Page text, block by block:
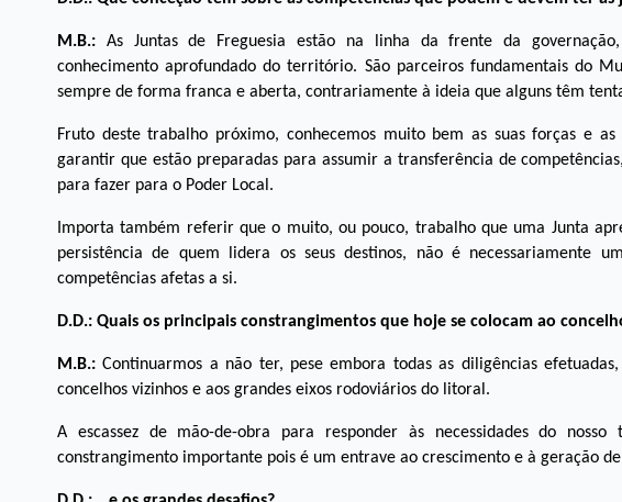
M.B.: As Juntas de Freguesia estão na linha da frente da
conhecimento aprofundado do território. São parceiros fundamentais do
sempre de forma franca e aberta, contrariamente à ideia que alguns têm
Fruto deste trabalho próximo, conhecemos muito bem as suas forças e
garantir que estão preparadas para assumir a transferência de
para fazer para o Poder Local.
Importa também referir que o muito, ou pouco, trabalho que uma Junta
persistência de quem lidera os seus destinos, não é necessariamente
competências afetas a si.
D.D.: Quais os principais constrangimentos que hoje se colocam ao
M.B.:Continuarmos a não ter, pese embora todas as diligências
concelhos vizinhos e aos grandes eixos rodoviários do litoral.
A escassez de mão-de-obra para responder às necessidades do
constrangimento importante pois é um entrave ao crescimento e à geração